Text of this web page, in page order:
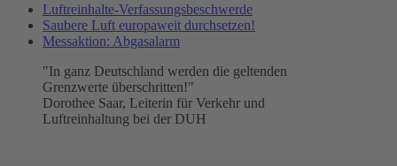
Luftreinhalte-Verfassungsbeschwerde
Saubere Luft europaweit durchsetzen!
Messaktion: Abgasalarm
"In ganz Deutschland werden die geltenden
Grenzwerte überschritten!"
Dorothee Saar, Leiterin für Verkehr und
Luftreinhaltung bei der DUH